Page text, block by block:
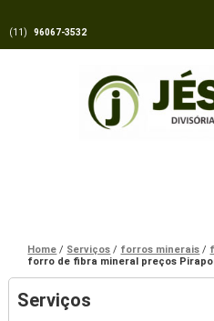
(11) 96067-3532
Home Serviços forros minerais
forro de fibra mineral preços
Serviços